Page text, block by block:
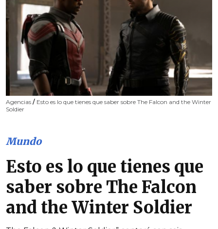
Agencias / Esto es lo que tienes que saber sobre The Falcon and the Winter
Soldier
Mundo
Esto es lo que tienes que
saber sobre The Falcon
and the Winter Soldier